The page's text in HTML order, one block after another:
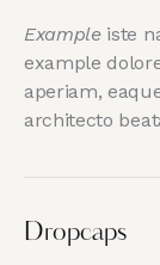
Exampleiste
example
aperiam,
architecto
Dropcaps